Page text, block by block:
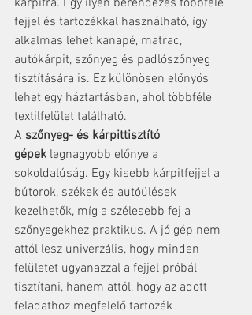
kárpitra. Egy ilyen berendezés többféle
fejjel és tartozékkal használható, így
alkalmas lehet kanapé, matrac,
autókárpit, szőnyeg és padlószőnyeg
tisztítására is. Ez különösen előnyös
lehet egy háztartásban, ahol többféle
textilfelület található.
A szőnyeg- és kárpittisztító
gépek legnagyobb előnye a
sokoldalúság. Egy kisebb kárpitfejjel a
bútorok, székek és autóülések
kezelhetők, míg a szélesebb fej a
szőnyegekhez praktikus. A jó gép nem
attól lesz univerzális, hogy minden
felületet ugyanazzal a fejjel próbál
tisztítani, hanem attól, hogy az adott
feladathoz megfelelő tartozék